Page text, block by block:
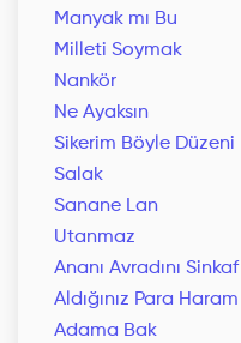
Manyak mı Bu
Milleti Soymak
Nankör
Ne Ayaksın
Sikerim Böyle Düzeni
Salak
Sanane Lan
Utanmaz
Ananı Avradını
Aldığınız Para
Adama Bak